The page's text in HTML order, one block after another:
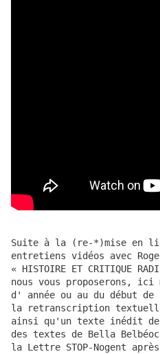
Suite à la (re-*)mise en
entretiens vidéos avec
« HISTOIRE ET CRITIQUE
nous vous proposerons, ici
d' année ou au du début
la retranscription
ainsi qu'un texte inédit de
des textes de Bella
la Lettre STOP-Nogent